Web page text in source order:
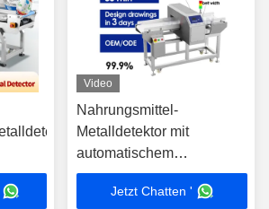
Video
Nahrungsmittel-
Metalldetektor mit
automatischem
Stoppband,
Lebensmittelindustrie, für
Jetzt Chatten '